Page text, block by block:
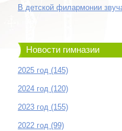
В детской филармонии
Новости гимназии
2025 год (145)
2024 год (120)
2023 год (155)
2022 год (99)